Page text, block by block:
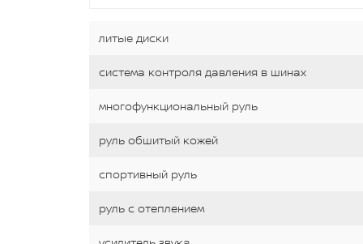
литые диски
система контроля давления в шинах
многофункциональный руль
руль обшитый кожей
спортивный руль
руль с отеплением